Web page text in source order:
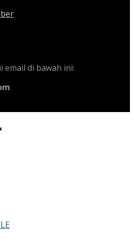
email di bawah ini: